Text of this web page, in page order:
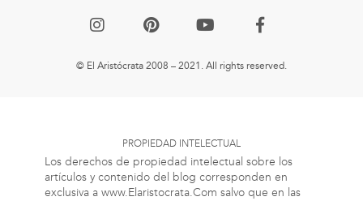
© El Aristócrata 2008 – 2021. All rights reserved.
PROPIEDAD INTELECTUAL
Los derechos de propiedad intelectual sobre los
artículos y contenido del blog corresponden en
exclusiva a www.Elaristocrata.Com salvo que en las